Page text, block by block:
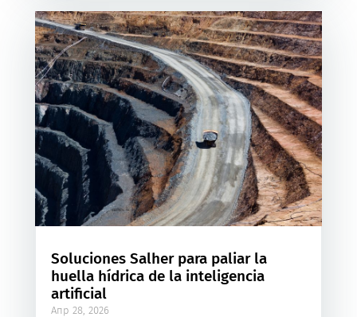
Soluciones Salher para paliar la
huella hídrica de la inteligencia
artificial
Апр 28, 2026